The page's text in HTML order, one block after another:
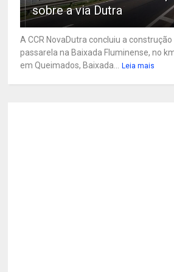
sobre a via Dutra
A CCR NovaDutra concluiu a
passarela na Baixada Fluminense, no
em Queimados, Baixada...
Leia mais